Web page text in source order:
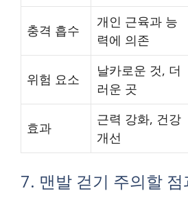
충격 흡수
개인 근육과 능
력에 의존
위험 요소
날카로운 것, 더
러운 곳
효과
근력 강화, 건강
개선
7. 맨발 걷기 주의할